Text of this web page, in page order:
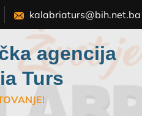
kalabriaturs@bih.net.ba
agencija
Turs